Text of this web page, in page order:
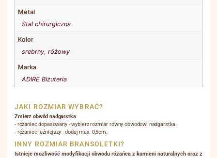
Metal
Stal chirurgiczna
Kolor
srebrny, różowy
Marka
ADIRE Biżuteria
JAKI ROZMIAR WYBRAĆ?
Zmierz obwód nadgarstka
- różaniec dopasowany - wybierz rozmiar równy obwodowi nadgarstka.
- różaniec luźniejszy - dodaj max. 0,5cm.
INNY ROZMIAR BRANSOLETKI?
Istnieje możliwość modyfikacji obwodu różańca z kamieni naturalnych oraz z